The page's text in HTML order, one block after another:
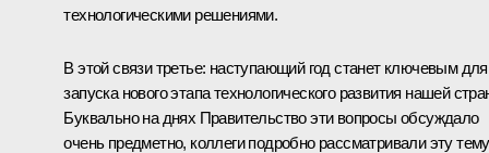
технологическими решениями.
В этой связи третье: наступающий год станет ключевым для
запуска нового этапа технологического развития нашей
Буквально на днях Правительство эти вопросы обсуждало
очень предметно, коллеги подробно рассматривали эту